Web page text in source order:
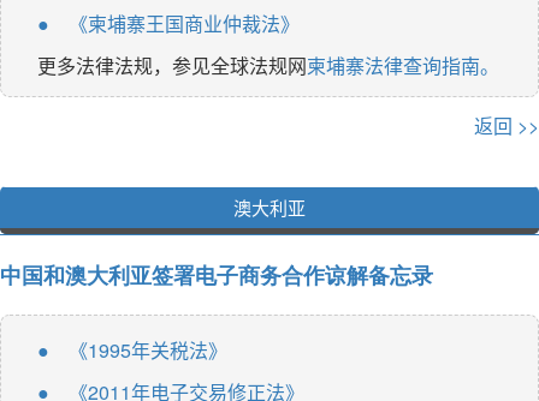
●
《柬埔寨王国商业仲裁法》
更多法律法规，参见全球法规网柬埔寨法律查询指南。
返回 >>
澳大利亚
中国和澳大利亚签署电子商务合作谅解备忘录
● 《1995年关税法》
● 《2011年电子交易修正法》